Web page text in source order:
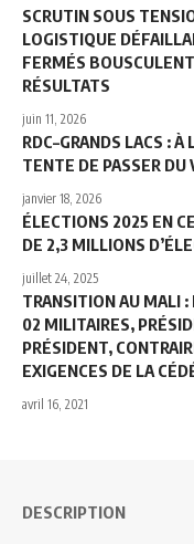
SCRUTIN SOUS
LOGISTIQUE
FERMÉS
RÉSULTATS
juin 11, 2026
RDC–GRANDS LACS : À
TENTE DE PASSER DU
janvier 18, 2026
ÉLECTIONS 2025 EN
DE 2,3 MILLIONS
juillet 24, 2025
TRANSITION AU MALI :
02 MILITAIRES,
PRÉSIDENT,
EXIGENCES DE LA
avril 16, 2021
DESCRIPTION